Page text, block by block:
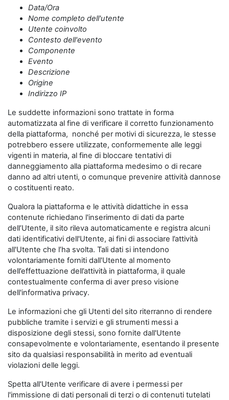
Data/Ora
Nome completo dell'utente
Utente coinvolto
Contesto dell'evento
Componente
Evento
Descrizione
Origine
Indirizzo IP
Le suddette informazioni sono trattate in forma
automatizzata al fine di verificare il corretto funzionamento
della piattaforma, nonché per motivi di sicurezza, le stesse
potrebbero essere utilizzate, conformemente alle leggi
vigenti in materia, al fine di bloccare tentativi di
danneggiamento alla piattaforma medesimo o di recare
danno ad altri utenti, o comunque prevenire attività dannose
o costituenti reato.
Qualora la piattaforma e le attività didattiche in essa
contenute richiedano l'inserimento di dati da parte
dell’Utente, il sito rileva automaticamente e registra alcuni
dati identificativi dell'Utente, ai fini di associare l’attività
all'Utente che l’ha svolta. Tali dati si intendono
volontariamente forniti dall'Utente al momento
dell’effettuazione dell’attività in piattaforma, il quale
contestualmente conferma di aver preso visione
dell'informativa privacy.
Le informazioni che gli Utenti del sito riterranno di rendere
pubbliche tramite i servizi e gli strumenti messi a
disposizione degli stessi, sono fornite dall'Utente
consapevolmente e volontariamente, esentando il presente
sito da qualsiasi responsabilità in merito ad eventuali
violazioni delle leggi.
Spetta all'Utente verificare di avere i permessi per
l'immissione di dati personali di terzi o di contenuti tutelati